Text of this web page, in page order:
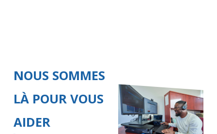
NOUS SOMMES
LÀ POUR VOUS
AIDER